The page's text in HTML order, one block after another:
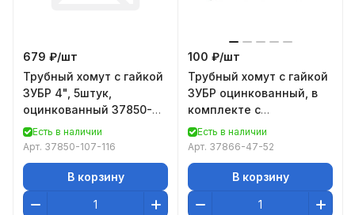
679 ₽/шт
Трубный хомут с гайкой
ЗУБР 4", 5штук,
оцинкованный 37850-
107-116
Есть в наличии
Арт. 37850-107-116
В корзину
100 ₽/шт
Трубный хомут с гайкой
ЗУБР оцинкованный, в
комплекте с
сантехнической
шпилькой 37866-47-52
Есть в наличии
Арт. 37866-47-52
В корзину